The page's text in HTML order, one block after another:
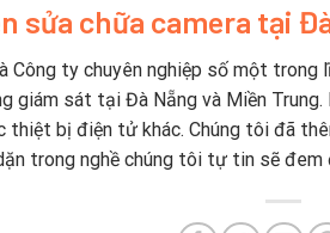
sửa chữa camera tại
Công ty chuyên nghiệp số một trong
giám sát tại Đà Nẵng và Miền
thiệt bị điện tử khác. Chúng tôi đã
trong nghề chúng tôi tự tin sẽ